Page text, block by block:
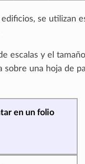
se utilizan
escalas y el
sobre una hoja de
en un folio